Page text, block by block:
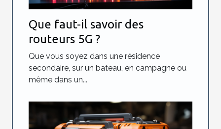
Que faut-il savoir des
routeurs 5G ?
Que vous soyez dans une résidence
secondaire, sur un bateau, en campagne ou
même dans un...